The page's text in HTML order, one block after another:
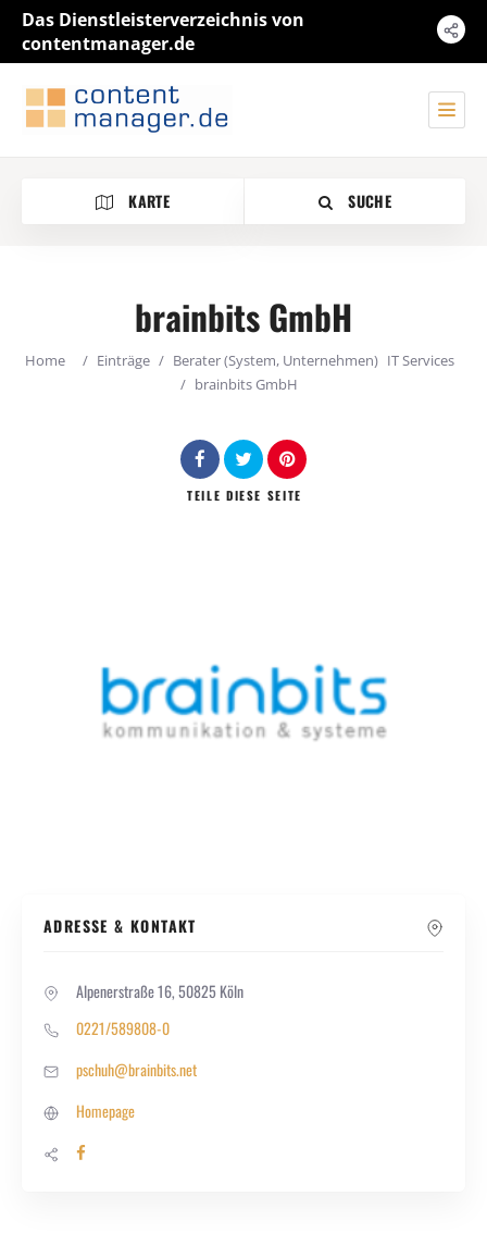
Das Dienstleisterverzeichnis von
contentmanager.de
KARTE SUCHE
Kategorie
brainbits GmbH
Home / Einträge / Berater (System, Unternehmen) IT Services
/ brainbits GmbH
TEILE DIESE SEITE
ADRESSE & KONTAKT
Alpenerstraße 16, 50825 Köln
0221/589808-0
pschuh@brainbits.net
Homepage